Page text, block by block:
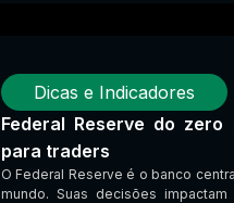
Dicas e Indicadores
Federal Reserve do zero
para traders
O Federal Reserve é o banco
mundo. Suas decisões